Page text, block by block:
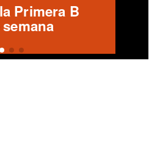
sobre caso
Araos